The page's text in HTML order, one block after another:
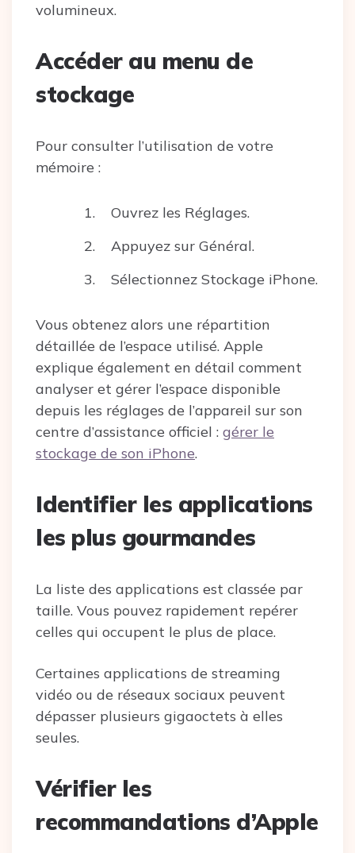
volumineux.
Accéder au menu de
stockage
Pour consulter l’utilisation de votre
mémoire :
Ouvrez les Réglages.
Appuyez sur Général.
Sélectionnez Stockage iPhone.
Vous obtenez alors une répartition
détaillée de l’espace utilisé. Apple
explique également en détail comment
analyser et gérer l’espace disponible
depuis les réglages de l’appareil sur son
centre d’assistance officiel : gérer le
stockage de son iPhone.
Identifier les applications
les plus gourmandes
La liste des applications est classée par
taille. Vous pouvez rapidement repérer
celles qui occupent le plus de place.
Certaines applications de streaming
vidéo ou de réseaux sociaux peuvent
dépasser plusieurs gigaoctets à elles
seules.
Vérifier les
recommandations d’Apple